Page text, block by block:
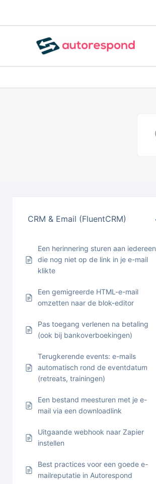
CRM & Email (FluentCRM)
Een herinnering sturen aan iedereen
die nog niet op de link in je e-mail
klikte
Een gemigreerde HTML-e-mail
omzetten naar de blok-editor
Pas toegang verlenen na betaling
(ook bij bankoverboekingen)
Terugkerende events: e-mails
automatisch rond de eventdatum
(retreats, trainingen)
Een bestand meesturen met je e-
mail via een downloadlink
Uitgaande webhook naar Zapier
instellen
Best practices voor een goede e-
mailreputatie in Autorespond